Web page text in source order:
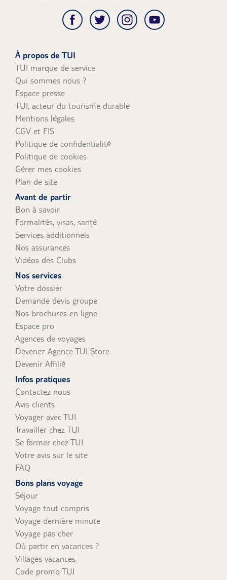
À propos de TUI
TUI marque de service
Qui sommes nous ?
Espace presse
TUI, acteur du tourisme durable
Mentions légales
CGV et FIS
Politique de confidentialité
Politique de cookies
Gérer mes cookies
Plan de site
Avant de partir
Bon à savoir
Formalités, visas, santé
Services additionnels
Nos assurances
Vidéos des Clubs
Nos services
Votre dossier
Demande devis groupe
Nos brochures en ligne
Espace pro
Agences de voyages
Devenez Agence TUI Store
Devenir Affilié
Infos pratiques
Contactez nous
Avis clients
Voyager avec TUI
Travailler chez TUI
Se former chez TUI
Votre avis sur le site
FAQ
Bons plans voyage
Séjour
Voyage tout compris
Voyage dernière minute
Voyage pas cher
Où partir en vacances ?
Villages vacances
Code promo TUI